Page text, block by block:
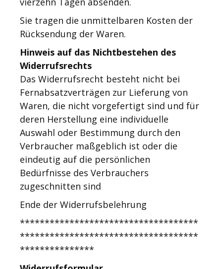
Sie tragen die unmittelbaren Kosten der
Rücksendung der Waren.
Hinweis auf das Nichtbestehen des
Widerrufsrechts
Das Widerrufsrecht besteht nicht bei
Fernabsatzverträgen zur Lieferung von
Waren, die nicht vorgefertigt sind und für
deren Herstellung eine individuelle
Auswahl oder Bestimmung durch den
Verbraucher maßgeblich ist oder die
eindeutig auf die persönlichen
Bedürfnisse des Verbrauchers
zugeschnitten sind
Ende der Widerrufsbelehrung
************************************
************************************
***************